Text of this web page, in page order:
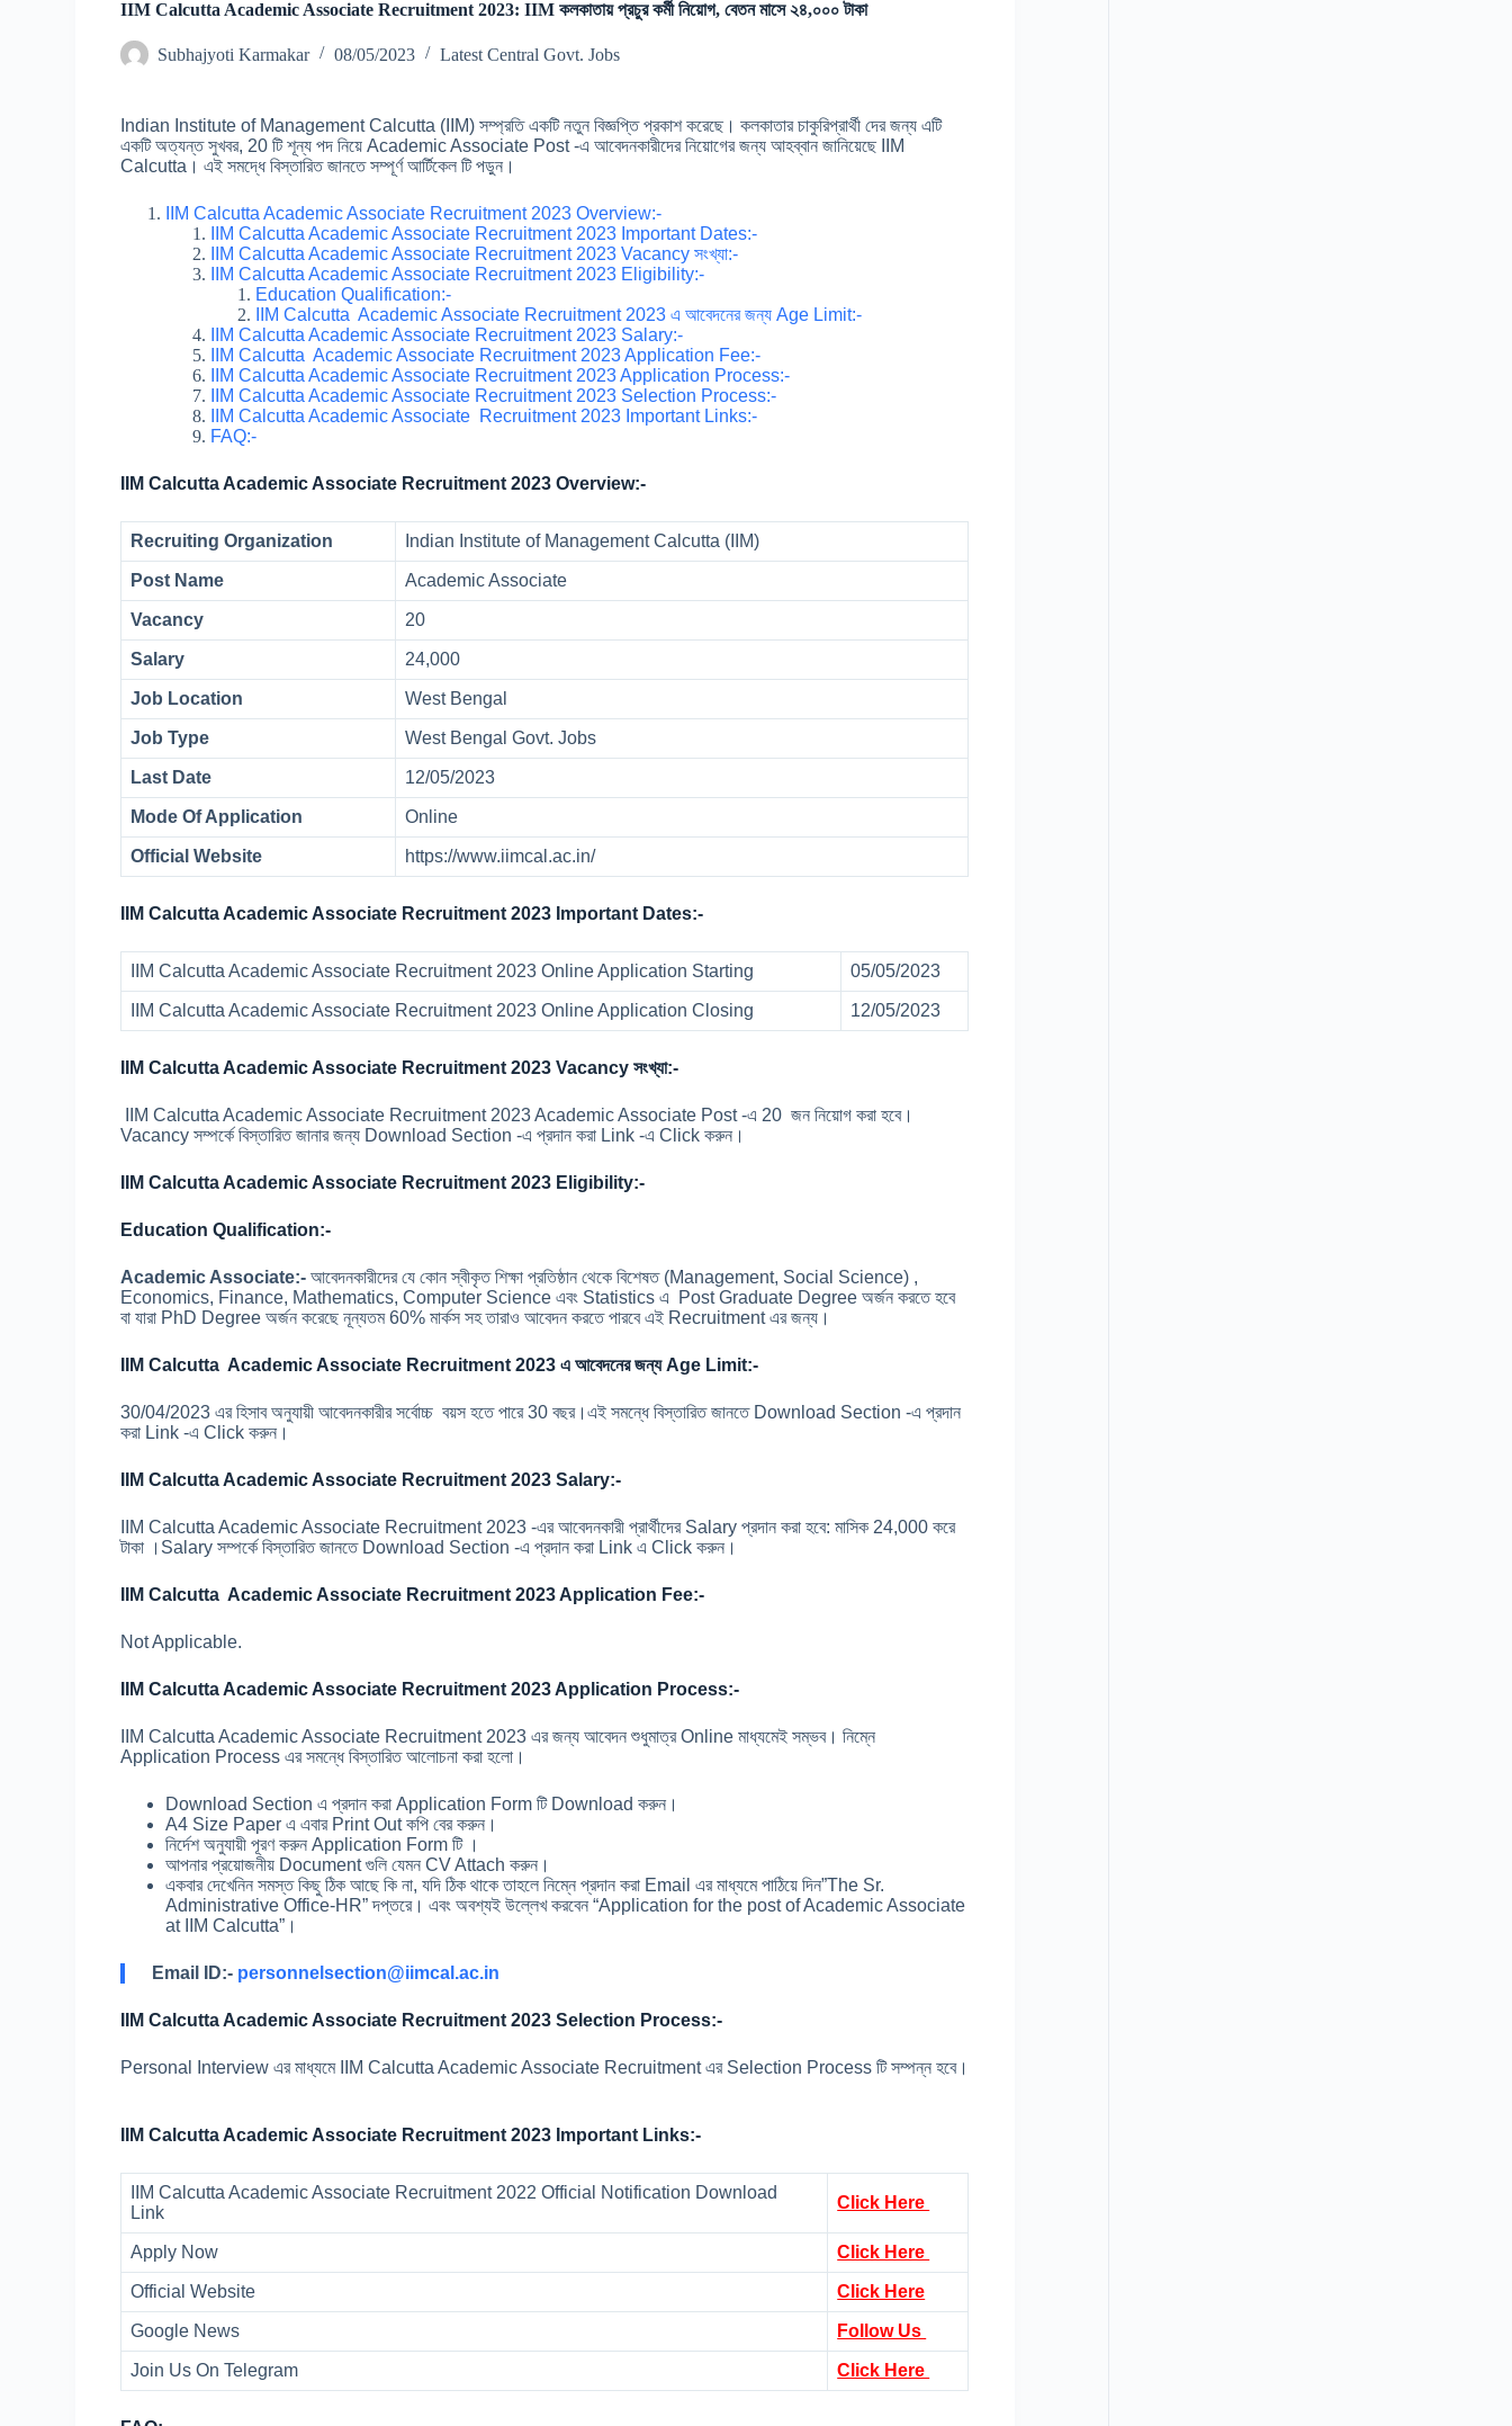
IIM Calcutta Academic Associate Recruitment 2023: IIM কলকাতায় প্রচুর কর্মী নিয়োগ, বেতন মাসে ২৪,০০০ টাকা
Subhajyoti Karmakar 08/05/2023 Latest Central Govt. Jobs
Indian Institute of Management Calcutta (IIM) সম্প্রতি একটি নতুন বিজ্ঞপ্তি প্রকাশ করেছে। কলকাতার চাকুরিপ্রার্থী দের জন্য এটি
একটি অত্যন্ত সুখবর, 20 টি শূন্য পদ নিয়ে Academic Associate Post -এ আবেদনকারীদের নিয়োগের জন্য আহব্বান জানিয়েছে IIM
Calcutta। এই সমদ্ধে বিস্তারিত জানতে সম্পূর্ণ আর্টিকেল টি পড়ুন।
IIM Calcutta Academic Associate Recruitment 2023 Overview:-
IIM Calcutta Academic Associate Recruitment 2023 Important Dates:-
IIM Calcutta Academic Associate Recruitment 2023 Vacancy সংখ্যা:-
IIM Calcutta Academic Associate Recruitment 2023 Eligibility:-
Education Qualification:-
IIM Calcutta Academic Associate Recruitment 2023 এ আবেদনের জন্য Age Limit:-
IIM Calcutta Academic Associate Recruitment 2023 Salary:-
IIM Calcutta Academic Associate Recruitment 2023 Application Fee:-
IIM Calcutta Academic Associate Recruitment 2023 Application Process:-
IIM Calcutta Academic Associate Recruitment 2023 Selection Process:-
IIM Calcutta Academic Associate Recruitment 2023 Important Links:-
FAQ:-
IIM Calcutta Academic Associate Recruitment 2023 Overview:-
Recruiting Organization Indian Institute of Management Calcutta (IIM)
Post Name Academic Associate
Vacancy 20
Salary 24,000
Job Location West Bengal
Job Type West Bengal Govt. Jobs
Last Date 12/05/2023
Mode Of Application Online
Official Website https://www.iimcal.ac.in/
IIM Calcutta Academic Associate Recruitment 2023 Important Dates:-
IIM Calcutta Academic Associate Recruitment 2023 Online Application Starting 05/05/2023
IIM Calcutta Academic Associate Recruitment 2023 Online Application Closing 12/05/2023
IIM Calcutta Academic Associate Recruitment 2023 Vacancy সংখ্যা:-
IIM Calcutta Academic Associate Recruitment 2023 Academic Associate Post -এ 20 জন নিয়োগ করা হবে।
Vacancy সম্পর্কে বিস্তারিত জানার জন্য Download Section -এ প্রদান করা Link -এ Click করুন।
IIM Calcutta Academic Associate Recruitment 2023 Eligibility:-
Education Qualification:-
Academic Associate:- আবেদনকারীদের যে কোন স্বীকৃত শিক্ষা প্রতিষ্ঠান থেকে বিশেষত (Management, Social Science) ,
Economics, Finance, Mathematics, Computer Science এবং Statistics এ Post Graduate Degree অর্জন করতে হবে
বা যারা PhD Degree অর্জন করেছে নূন্যতম 60% মার্কস সহ তারাও আবেদন করতে পারবে এই Recruitment এর জন্য।
IIM Calcutta Academic Associate Recruitment 2023 এ আবেদনের জন্য Age Limit:-
30/04/2023 এর হিসাব অনুযায়ী আবেদনকারীর সর্বোচ্চ বয়স হতে পারে 30 বছর।এই সমন্ধে বিস্তারিত জানতে Download Section -এ প্রদান
করা Link -এ Click করুন।
IIM Calcutta Academic Associate Recruitment 2023 Salary:-
IIM Calcutta Academic Associate Recruitment 2023 -এর আবেদনকারী প্রার্থীদের Salary প্রদান করা হবে: মাসিক 24,000 করে
টাকা ।Salary সম্পর্কে বিস্তারিত জানতে Download Section -এ প্রদান করা Link এ Click করুন।
IIM Calcutta Academic Associate Recruitment 2023 Application Fee:-
Not Applicable.
IIM Calcutta Academic Associate Recruitment 2023 Application Process:-
IIM Calcutta Academic Associate Recruitment 2023 এর জন্য আবেদন শুধুমাত্র Online মাধ্যমেই সম্ভব। নিম্নে
Application Process এর সমন্ধে বিস্তারিত আলোচনা করা হলো।
Download Section এ প্রদান করা Application Form টি Download করুন।
A4 Size Paper এ এবার Print Out কপি বের করুন।
নির্দেশ অনুযায়ী পূরণ করুন Application Form টি ।
আপনার প্রয়োজনীয় Document গুলি যেমন CV Attach করুন।
একবার দেখেনিন সমস্ত কিছু ঠিক আছে কি না, যদি ঠিক থাকে তাহলে নিম্নে প্রদান করা Email এর মাধ্যমে পাঠিয়ে দিন”The Sr.
Administrative Office-HR” দপ্তরে। এবং অবশ্যই উল্লেখ করবেন “Application for the post of Academic Associate
at IIM Calcutta”।
Email ID:- personnelsection@iimcal.ac.in
IIM Calcutta Academic Associate Recruitment 2023 Selection Process:-
Personal Interview এর মাধ্যমে IIM Calcutta Academic Associate Recruitment এর Selection Process টি সম্পন্ন হবে।
IIM Calcutta Academic Associate Recruitment 2023 Important Links:-
IIM Calcutta Academic Associate Recruitment 2022 Official Notification Download
Link
Click Here
Apply Now Click Here
Official Website Click Here
Google News Follow Us
Join Us On Telegram Click Here